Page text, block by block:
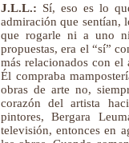
J.L.L.: Sí, eso es lo
admiración que sentían,
que rogarle ni a uno
propuestas, era el “sí”
más relacionados con
Él compraba
obras de arte no,
corazón del artista
pintores, Bergara
televisión, entonces en